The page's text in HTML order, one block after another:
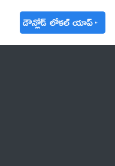
డౌన్లోడ్ లోకల్ యాప్